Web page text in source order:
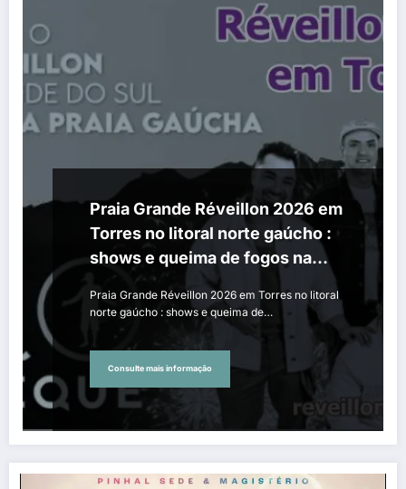
Praia Grande Réveillon 2026 em
Torres no litoral norte gaúcho :
shows e queima de fogos na
virada de ano
Praia Grande Réveillon 2026 em Torres no litoral
norte gaúcho : shows e queima de…
Consulte mais informação